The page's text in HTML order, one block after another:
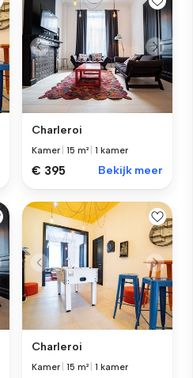
Charleroi
Kamer |15 m² |1 kamer
€ 395 Bekijk meer
Charleroi
Kamer |15 m² |1 kamer